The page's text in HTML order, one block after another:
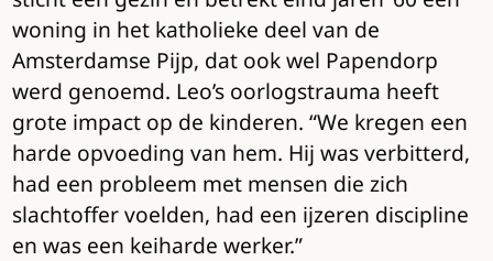
woning in het katholieke deel van de
Amsterdamse Pijp, dat ook wel Papendorp
werd genoemd. Leo’s oorlogstrauma heeft
grote impact op de kinderen. “We kregen een
harde opvoeding van hem. Hij was verbitterd,
had een probleem met mensen die zich
slachtoffer voelden, had een ijzeren discipline
en was een keiharde werker.”